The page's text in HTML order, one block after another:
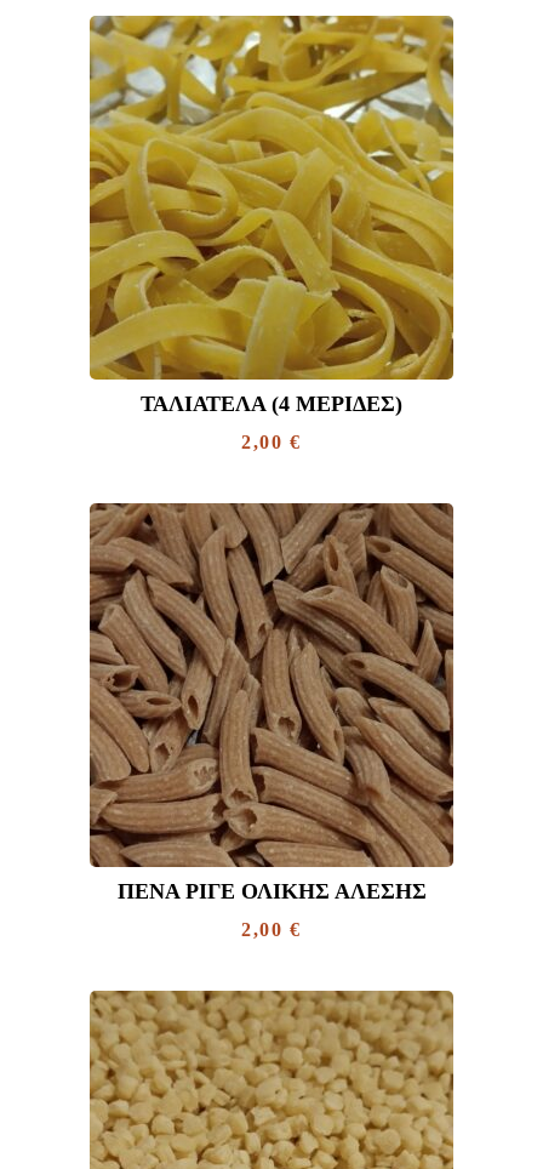
ΤΑΛΙΑΤΈΛΑ (4 ΜΕΡΊΔΕΣ)
2,00€
ΠΈΝΑ ΡΙΓΈ ΟΛΙΚΉΣ ΆΛΕΣΗΣ
2,00€